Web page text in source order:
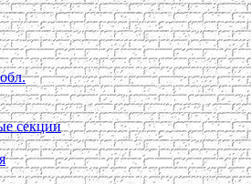
секции